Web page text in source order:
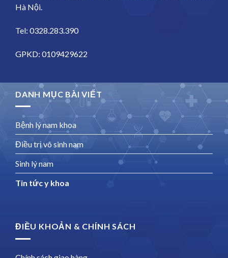
Hà Nội.
Tel: 0328.283.390
GPKD: 0109429622
DANH MỤC BÀI VIẾT
Bệnh lý nam khoa
Điều trị vô sinh nam
Sinh lý nam
Tin tức y khoa
ĐIỀU KHOẢN & CHÍNH SÁCH